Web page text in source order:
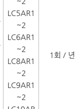
LC5AR1
~2
LC6AR1
~2
LC8AR1
~2
LC9AR1
~2
1회 / 년